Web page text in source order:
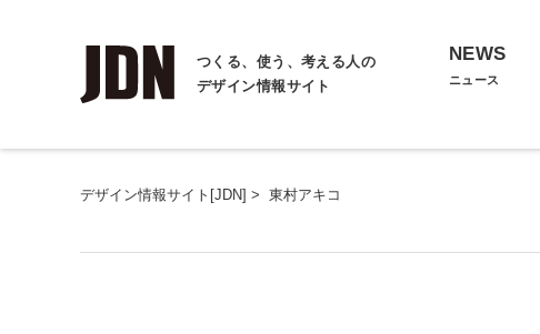
つくる、使う、考える人の
デザイン情報サイト
NEWS
ニュース
デザイン情報サイト[JDN] > 東村アキコ